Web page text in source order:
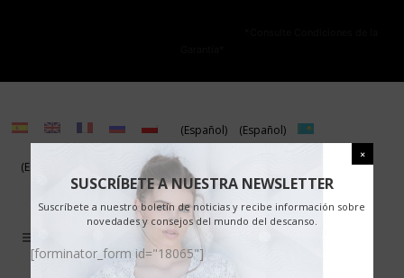
(Español) (Español)
(Español) (Español)
SUSCRÍBETE A NUESTRA NEWSLETTER
Suscríbete a nuestro boletín de noticias y recibe información sobre
novedades y consejos del mundo del descanso.
[forminator_form id="18065"]